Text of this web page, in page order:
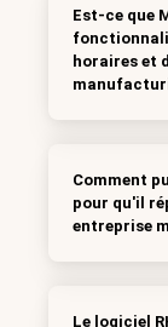
Est-ce que
horaires et
Comment
pour qu'il
entreprise
Le logiciel